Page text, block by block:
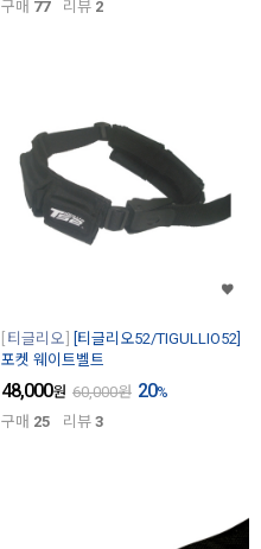
구매 77 리뷰 2
티글리오
[티글리오52/TIGULLIO52]
포켓 웨이트벨트
48,000원 60,000원 20%
구매 25 리뷰 3